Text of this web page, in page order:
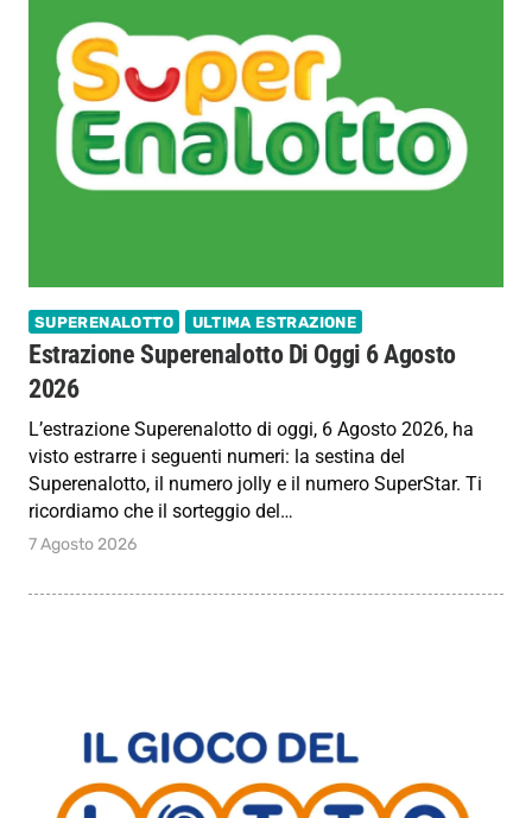
SUPERENALOTTO ULTIMA ESTRAZIONE
Estrazione Superenalotto Di Oggi 6 Agosto
2026
L’estrazione Superenalotto di oggi, 6 Agosto 2026, ha
visto estrarre i seguenti numeri: la sestina del
Superenalotto, il numero jolly e il numero SuperStar. Ti
ricordiamo che il sorteggio del…
7 Agosto 2026